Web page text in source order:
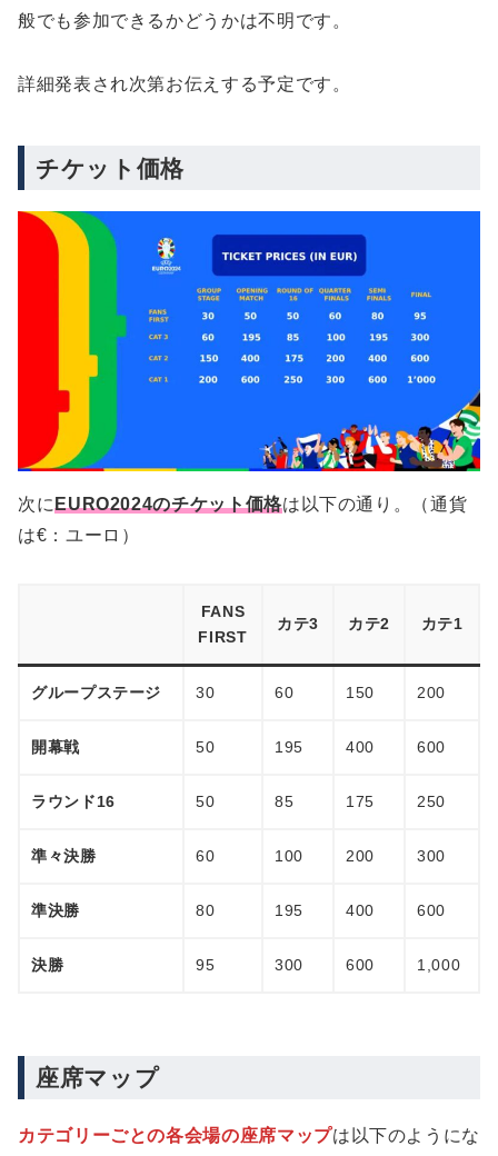
般でも参加できるかどうかは不明です。
詳細発表され次第お伝えする予定です。
チケット価格
次にEURO2024のチケット価格は以下の通り。（通貨
は€：ユーロ）
FANS
FIRST
カテ3 カテ2 カテ1
グループステージ 30 60 150 200
開幕戦 50 195 400 600
ラウンド16 50 85 175 250
準々決勝 60 100 200 300
準決勝 80 195 400 600
決勝 95 300 600 1,000
座席マップ
カテゴリーごとの各会場の座席マップは以下のようにな